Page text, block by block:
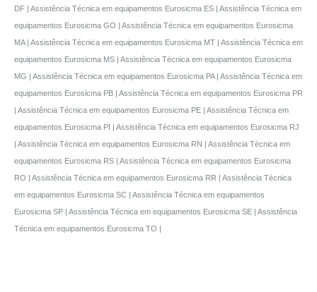
DF | Assistência Técnica em equipamentos Eurosicma ES | Assistência Técnica em
equipamentos Eurosicma GO | Assistência Técnica em equipamentos Eurosicma
MA | Assistência Técnica em equipamentos Eurosicma MT | Assistência Técnica em
equipamentos Eurosicma MS | Assistência Técnica em equipamentos Eurosicma
MG | Assistência Técnica em equipamentos Eurosicma PA | Assistência Técnica em
equipamentos Eurosicma PB | Assistência Técnica em equipamentos Eurosicma PR
| Assistência Técnica em equipamentos Eurosicma PE | Assistência Técnica em
equipamentos Eurosicma PI | Assistência Técnica em equipamentos Eurosicma RJ
| Assistência Técnica em equipamentos Eurosicma RN | Assistência Técnica em
equipamentos Eurosicma RS | Assistência Técnica em equipamentos Eurosicma
RO | Assistência Técnica em equipamentos Eurosicma RR | Assistência Técnica
em equipamentos Eurosicma SC | Assistência Técnica em equipamentos
Eurosicma SP | Assistência Técnica em equipamentos Eurosicma SE | Assistência
Técnica em equipamentos Eurosicma TO |